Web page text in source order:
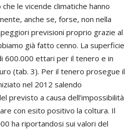
le vicende climatiche hanno
anche se, forse, non nella
previsioni proprio grazie al
già fatto cenno. La superficie
600.000 ettari per il tenero e in
(tab. 3). Per il tenero prosegue il
nel 2012 salendo
previsto a causa dell’impossibilità
con esito positivo la coltura. Il
ha riportandosi sui valori del